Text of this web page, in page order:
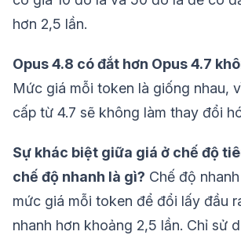
hơn 2,5 lần.
Opus 4.8 có đắt hơn Opus 4.7
Mức giá mỗi token là giống nhau,
cấp từ 4.7 sẽ không làm thay đổi
Sự khác biệt giữa giá ở chế độ
chế độ nhanh là gì? Chế độ
mức giá mỗi token để đổi lấy đầu
nhanh hơn khoảng 2,5 lần. Chỉ sử